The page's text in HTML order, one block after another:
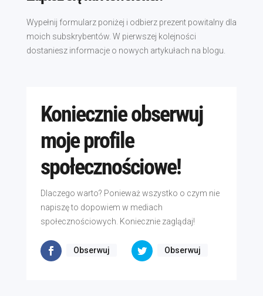
Wypełnij formularz poniżej i odbierz prezent powitalny dla
moich subskrybentów. W pierwszej kolejności
dostaniesz informacje o nowych artykułach na blogu.
Koniecznie obserwuj
moje profile
społecznościowe!
Dlaczego warto? Ponieważ wszystko o czym nie
napiszę to dopowiem w mediach
społecznościowych. Koniecznie zaglądaj!
Obserwuj Obserwuj